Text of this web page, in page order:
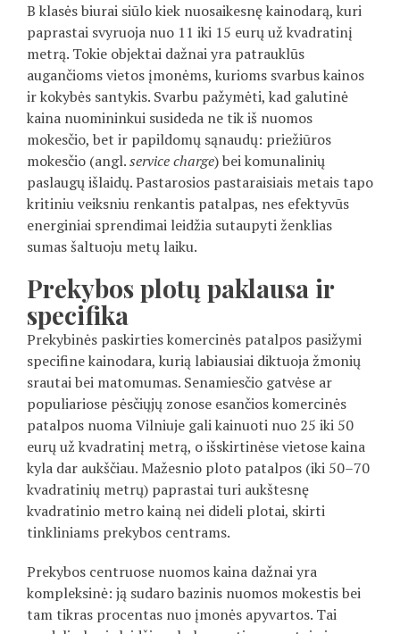
B klasės biurai siūlo kiek nuosaikesnę kainodarą, kuri
paprastai svyruoja nuo 11 iki 15 eurų už kvadratinį
metrą. Tokie objektai dažnai yra patrauklūs
augančioms vietos įmonėms, kurioms svarbus kainos
ir kokybės santykis. Svarbu pažymėti, kad galutinė
kaina nuomininkui susideda ne tik iš nuomos
mokesčio, bet ir papildomų sąnaudų: priežiūros
mokesčio (angl.service charge) bei komunalinių
paslaugų išlaidų. Pastarosios pastaraisiais metais tapo
kritiniu veiksniu renkantis patalpas, nes efektyvūs
energiniai sprendimai leidžia sutaupyti ženklias
sumas šaltuoju metų laiku.
Prekybos plotų paklausa ir
specifika
Prekybinės paskirties komercinės patalpos pasižymi
specifine kainodara, kurią labiausiai diktuoja žmonių
srautai bei matomumas. Senamiesčio gatvėse ar
populiariose pėsčiųjų zonose esančios komercinės
patalpos nuoma Vilniuje gali kainuoti nuo 25 iki 50
eurų už kvadratinį metrą, o išskirtinėse vietose kaina
kyla dar aukščiau. Mažesnio ploto patalpos (iki 50–70
kvadratinių metrų) paprastai turi aukštesnę
kvadratinio metro kainą nei dideli plotai, skirti
tinkliniams prekybos centrams.
Prekybos centruose nuomos kaina dažnai yra
kompleksinė: ją sudaro bazinis nuomos mokestis bei
tam tikras procentas nuo įmonės apyvartos. Tai